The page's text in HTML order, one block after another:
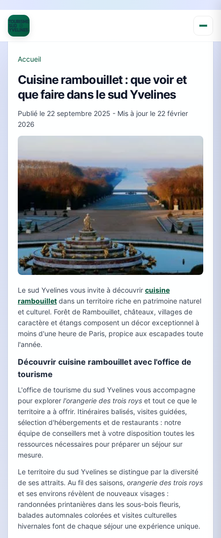
Accueil
Cuisine rambouillet : que voir et
que faire dans le sud Yvelines
Publié le 22 septembre 2025 - Mis à jour le 22 février
2026
Le sud Yvelines vous invite à découvrir cuisine
rambouillet dans un territoire riche en patrimoine naturel
et culturel. Forêt de Rambouillet, châteaux, villages de
caractère et étangs composent un décor exceptionnel à
moins d'une heure de Paris, propice aux escapades toute
l'année.
Découvrir cuisine rambouillet avec l'office de
tourisme
L'office de tourisme du sud Yvelines vous accompagne
pour explorer l'orangerie des trois roys et tout ce que le
territoire a à offrir. Itinéraires balisés, visites guidées,
sélection d'hébergements et de restaurants : notre
équipe de conseillers met à votre disposition toutes les
ressources nécessaires pour préparer un séjour sur
mesure.
Le territoire du sud Yvelines se distingue par la diversité
de ses attraits. Au fil des saisons, orangerie des trois roys
et ses environs révèlent de nouveaux visages :
randonnées printanières dans les sous-bois fleuris,
balades automnales colorées et visites culturelles
hivernales font de chaque séjour une expérience unique.